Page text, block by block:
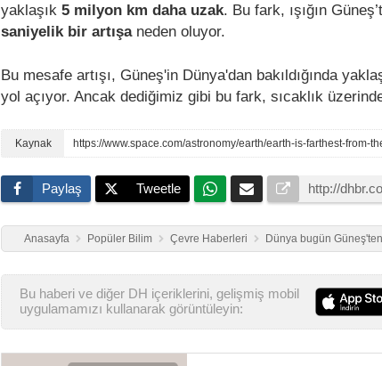
yaklaşık 5 milyon km daha uzak. Bu fark, ışığın
saniyelik bir artışaneden oluyor.
Bu mesafe artışı, Güneş'in Dünya'dan bakıldığında
yol açıyor. Ancak dediğimiz gibi bu fark, sıcaklık
https://www.space.com/astronomy/earth/earth-is-farthest-from-
Paylaş Tweetle
Anasayfa Popüler Bilim Çevre Haberleri Dünya bugün
Bu haberi ve diğer DH içeriklerini, gelişmiş mobil
uygulamamızı kullanarak görüntüleyin: